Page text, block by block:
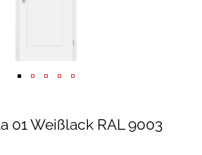
01 Weißlack RAL 9003